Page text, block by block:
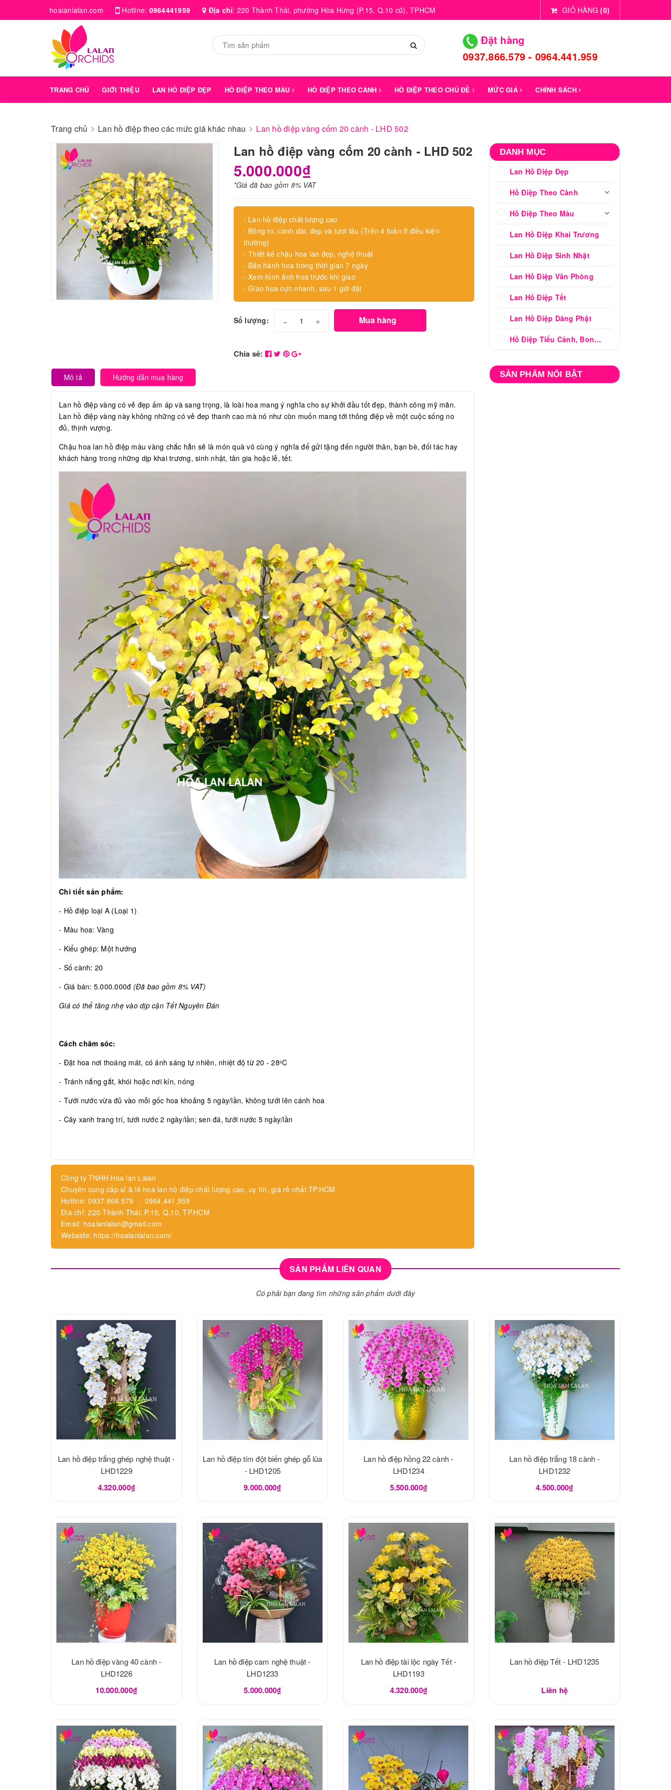
hoalanlalan.com Hotline: 0964441959 Địa chỉ: 220 Thành Thái, phường Hòa Hưng (P.15, Q.10 cũ), TPHCM GIỎ HÀNG (0)
Đặt hàng
0937.866.579 - 0964.441.959
TRANG CHỦ GIỚI THIỆU LAN HỒ ĐIỆP ĐẸP HỒ ĐIỆP THEO MÀU HỒ ĐIỆP THEO CÀNH HỒ ĐIỆP THEO CHỦ ĐỀ MỨC GIÁ CHÍNH SÁCH
Trang chủ Lan hồ điệp theo các mức giá khác nhau Lan hồ điệp vàng cốm 20 cành - LHD 502
Lan hồ điệp vàng cốm 20 cành - LHD 502
5.000.000₫
*Giá đã bao gồm 8% VAT
- Lan hồ điệp chất lượng cao
- Bông to, cành dài, đẹp và tươi lâu (Trên 4 tuần ở điều kiện
thường)
- Thiết kế chậu hoa lan đẹp, nghệ thuật
- Bảo hành hoa trong thời gian 7 ngày
- Xem hình ảnh hoa trước khi giao
- Giao hoa cực nhanh, sau 1 giờ đặt
Số lượng: - + Mua hàng
Chia sẻ:
Mô tả Hướng dẫn mua hàng
Lan hồ điệp vàng có vẻ đẹp ấm áp và sang trọng, là loài hoa mang ý nghĩa cho sự khởi đầu tốt đẹp, thành công mỹ mãn.
Lan hồ điệp vàng này không những có vẻ đep thanh cao mà nó như còn muốn mang tới thông điệp về một cuộc sống no
đủ, thịnh vượng.
Chậu hoa lan hồ điệp màu vàng chắc hẳn sẽ là món quà vô cùng ý nghĩa để gửi tặng đến người thân, bạn bè, đối tác hay
khách hàng trong những dịp khai trương, sinh nhật, tân gia hoặc lễ, tết.
Chi tiết sản phẩm:
- Hồ điệp loại A (Loại 1)
- Màu hoa: Vàng
- Kiểu ghép: Một hướng
- Số cành: 20
- Giá bán: 5.000.000đ (Đã bao gồm 8% VAT)
Giá có thể tăng nhẹ vào dịp cận Tết Nguyên Đán
Cách chăm sóc:
- Đặt hoa nơi thoáng mát, có ánh sáng tự nhiên, nhiệt độ từ 20 - 28oC
- Tránh nắng gắt, khói hoặc nơi kín, nóng
- Tưới nước vừa đủ vào mỗi gốc hoa khoảng 5 ngày/lần, không tưới lên cánh hoa
- Cây xanh trang trí, tưới nước 2 ngày/lần; sen đá, tưới nước 5 ngày/lần
Công ty TNHH Hoa lan Lalan
Chuyên cung cấp sỉ & lẻ hoa lan hồ điệp chất lượng cao, uy tín, giá rẻ nhất TP.HCM
Hotline: 0937.866.579 - 0964.441.959
Địa chỉ: 220 Thành Thái, P.15, Q.10, TP.HCM
Email: hoalanlalan@gmail.com
Webside: https://hoalanlalan.com/
DANH MỤC
Lan Hồ Điệp Đẹp
Hồ Điệp Theo Cành
Hồ Điệp Theo Màu
Lan Hồ Điệp Khai Trương
Lan Hồ Điệp Sinh Nhật
Lan Hồ Điệp Văn Phòng
Lan Hồ Điệp Tết
Lan Hồ Điệp Dâng Phật
Hồ Điệp Tiểu Cảnh, Bonsai
SẢN PHẨM NỔI BẬT
SẢN PHẨM LIÊN QUAN
Có phải bạn đang tìm những sản phẩm dưới đây
Lan hồ điệp trắng ghép nghệ thuật -
LHD1229
4.320.000₫
Lan hồ điệp tím đột biến ghép gỗ lũa
- LHD1205
9.000.000₫
Lan hồ điệp hồng 22 cành -
LHD1234
5.500.000₫
Lan hồ điệp trắng 18 cành -
LHD1232
4.500.000₫
Lan hồ điệp vàng 40 cành -
LHD1226
10.000.000₫
Lan hồ điệp cam nghệ thuật -
LHD1233
5.000.000₫
Lan hồ điệp tài lộc ngày Tết -
LHD1193
4.320.000₫
Lan hồ điệp Tết - LHD1235
Liên hệ